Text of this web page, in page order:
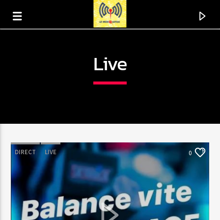
En ce moment
Titre
Artiste
Live
DIRECT LIVE 0